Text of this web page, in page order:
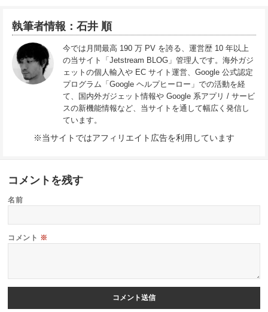
執筆者情報：石井 順
今では月間最高 190 万 PV を誇る、運営歴 10 年以上
の当サイト「Jetstream BLOG」管理人です。海外ガジ
ェットの個人輸入や EC サイト運営、Google 公式認定
プログラム「Google ヘルプヒーロー」での活動を経
て、国内外ガジェット情報や Google 系アプリ / サービ
スの新機能情報など、当サイトを通して幅広く発信し
ています。
※当サイトではアフィリエイト広告を利用しています
コメントを残す
名前
コメント ※